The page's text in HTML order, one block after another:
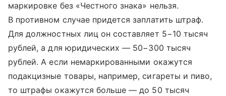
маркировке без «Честного знака» нельзя.
В противном случае придется заплатить штраф.
Для должностных лиц он составляет 5−10 тысяч
рублей, а для юридических — 50−300 тысяч
рублей. А если немаркированными окажутся
подакцизные товары, например, сигареты и пиво,
то штрафы окажутся больше — до 50 тысяч